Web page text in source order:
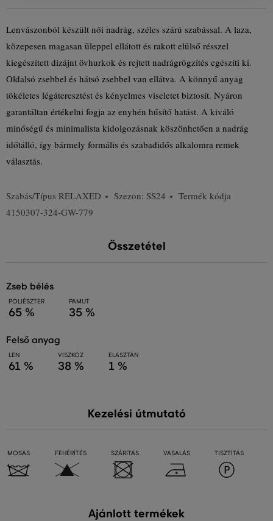
Lenvászonból készült női nadrág, széles szárú szabással. A laza,
közepesen magasan üleppel ellátott és rakott elülső résszel
kiegészített dizájnt övhurkok és rejtett nadrágrögzítés egészíti ki.
Oldalsó zsebbel és hátsó zsebbel van ellátva. A könnyű anyag
tökéletes légáteresztést és kényelmes viseletet biztosít. Nyáron
garantáltan értékelni fogja az enyhén hűsítő hatást. A kiváló
minőségű és minimalista kidolgozásnak köszönhetően a nadrág
időtálló, így bármely formális és szabadidős alkalomra remek
választás.
Szabás/Típus RELAXED Szezon: SS24
Termék kódja
4150307-324-GW-779
Összetétel
zseb bélés
POLIÉSZTER
65 %
PAMUT
35 %
felső anyag
LEN
61 %
VISZKÓZ
38 %
ELASZTÁN
1 %
Kezelési útmutató
MOSÁS FEHÉRÍTÉS SZÁRÍTÁS VASALÁS TISZTÍTÁS
Ajánlott termékek